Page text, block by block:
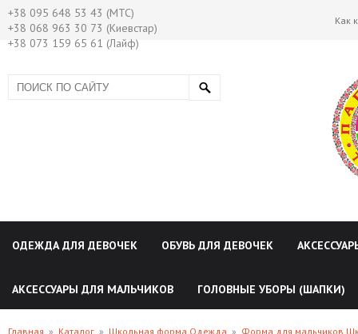
+38 095 648 53 43 (МТС)
+38 068 963 30 73 (Киевстар)
+38 073 159 65 61 (Лайф)
Как
ОДЕЖДА ДЛЯ ДЕВОЧЕК ОБУВЬ ДЛЯ ДЕВОЧЕК
АКСЕССУАРЫ ДЛЯ МАЛЬЧИКОВ ГОЛОВНЫЕ УБОРЫ (ШАПКИ)
Главная » Каталог » Школьная форма Одежда » Форма для мальчиков